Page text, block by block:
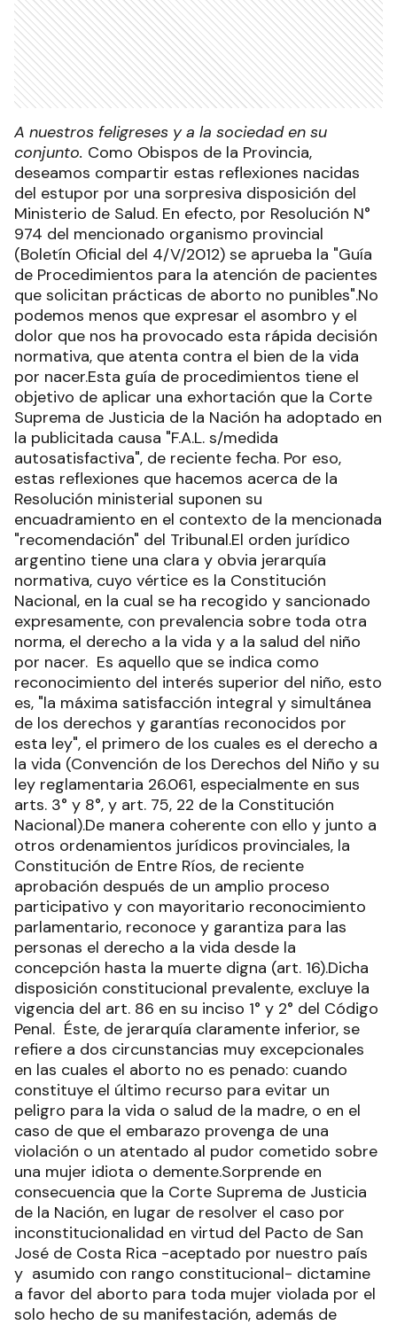
A nuestros feligreses y a la sociedad en su
conjunto. Como Obispos de la Provincia,
deseamos compartir estas reflexiones nacidas
del estupor por una sorpresiva disposición del
Ministerio de Salud. En efecto, por Resolución N°
974 del mencionado organismo provincial
(Boletín Oficial del 4/V/2012) se aprueba la "Guía
de Procedimientos para la atención de pacientes
que solicitan prácticas de aborto no punibles".No
podemos menos que expresar el asombro y el
dolor que nos ha provocado esta rápida decisión
normativa, que atenta contra el bien de la vida
por nacer.Esta guía de procedimientos tiene el
objetivo de aplicar una exhortación que la Corte
Suprema de Justicia de la Nación ha adoptado en
la publicitada causa "F.A.L. s/medida
autosatisfactiva", de reciente fecha. Por eso,
estas reflexiones que hacemos acerca de la
Resolución ministerial suponen su
encuadramiento en el contexto de la mencionada
"recomendación" del Tribunal.El orden jurídico
argentino tiene una clara y obvia jerarquía
normativa, cuyo vértice es la Constitución
Nacional, en la cual se ha recogido y sancionado
expresamente, con prevalencia sobre toda otra
norma, el derecho a la vida y a la salud del niño
por nacer. Es aquello que se indica como
reconocimiento del interés superior del niño, esto
es, "la máxima satisfacción integral y simultánea
de los derechos y garantías reconocidos por
esta ley", el primero de los cuales es el derecho a
la vida (Convención de los Derechos del Niño y su
ley reglamentaria 26.061, especialmente en sus
arts. 3° y 8°, y art. 75, 22 de la Constitución
Nacional).De manera coherente con ello y junto a
otros ordenamientos jurídicos provinciales, la
Constitución de Entre Ríos, de reciente
aprobación después de un amplio proceso
participativo y con mayoritario reconocimiento
parlamentario, reconoce y garantiza para las
personas el derecho a la vida desde la
concepción hasta la muerte digna (art. 16).Dicha
disposición constitucional prevalente, excluye la
vigencia del art. 86 en su inciso 1° y 2° del Código
Penal. Éste, de jerarquía claramente inferior, se
refiere a dos circunstancias muy excepcionales
en las cuales el aborto no es penado: cuando
constituye el último recurso para evitar un
peligro para la vida o salud de la madre, o en el
caso de que el embarazo provenga de una
violación o un atentado al pudor cometido sobre
una mujer idiota o demente.Sorprende en
consecuencia que la Corte Suprema de Justicia
de la Nación, en lugar de resolver el caso por
inconstitucionalidad en virtud del Pacto de San
José de Costa Rica -aceptado por nuestro país
y asumido con rango constitucional- dictamine
a favor del aborto para toda mujer violada por el
solo hecho de su manifestación, además de